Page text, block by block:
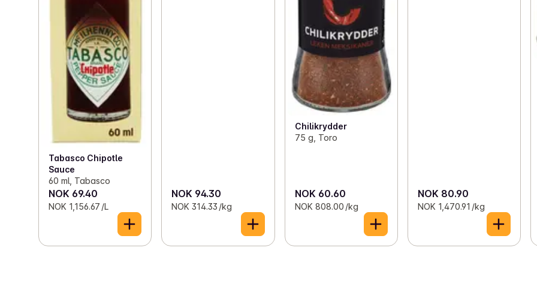
Tabasco Chipotle
Sauce
60 ml, Tabasco
NOK 69.40
NOK 1,156.67 /L
NOK 94.30
NOK 314.33 /kg
Chilikrydder
75 g, Toro
NOK 60.60
NOK 808.00 /kg
NOK 80.90
NOK 1,470.91 /kg